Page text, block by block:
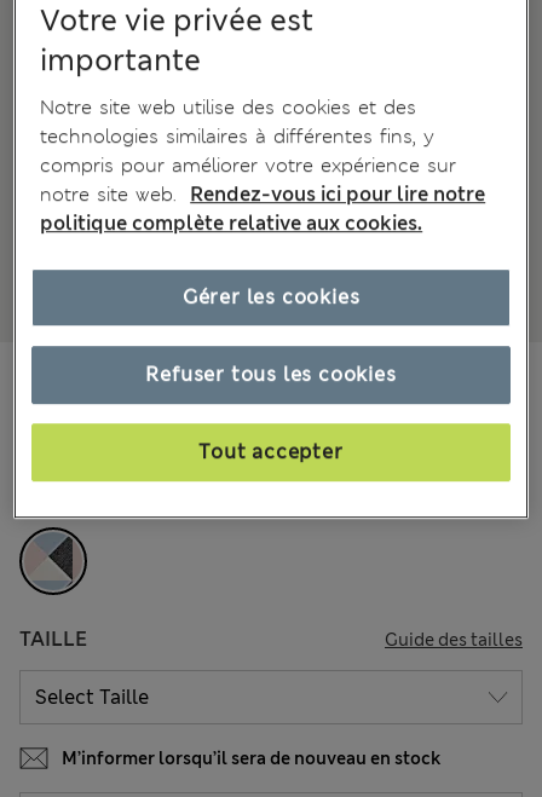
14 les commentaires reçus
Tous les prix incluent les taxes et les frais de douanes
COULEUR: Bleu Tendre Assorti
TAILLE Guide des tailles
M’informer lorsqu’il sera de nouveau en stock
Votre vie privée est
importante
Notre site web utilise des cookies et des
technologies similaires à différentes fins, y
compris pour améliorer votre expérience sur
notre site web.
Rendez-vous ici pour lire notre
politique complète relative aux cookies.
Refuser tous les cookies
Tout accepter
Gérer les cookies